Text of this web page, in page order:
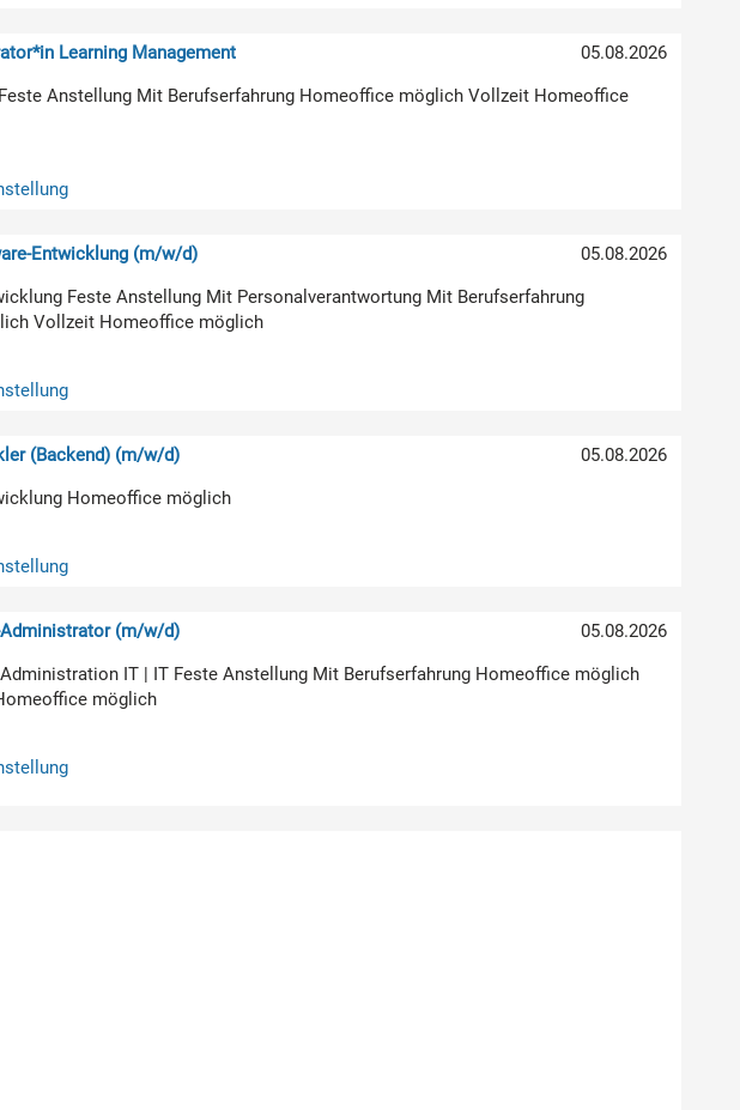
05.08.2026
Learning Management
Anstellung Mit Berufserfahrung Homeoffice möglich Vollzeit Homeoffice
05.08.2026
Entwicklung (m/w/d)
Feste Anstellung Mit Personalverantwortung Mit Berufserfahrung
Vollzeit Homeoffice möglich
05.08.2026
(Backend) (m/w/d)
Homeoffice möglich
05.08.2026
Administrator (m/w/d)
IT | IT Feste Anstellung Mit Berufserfahrung Homeoffice möglich
möglich